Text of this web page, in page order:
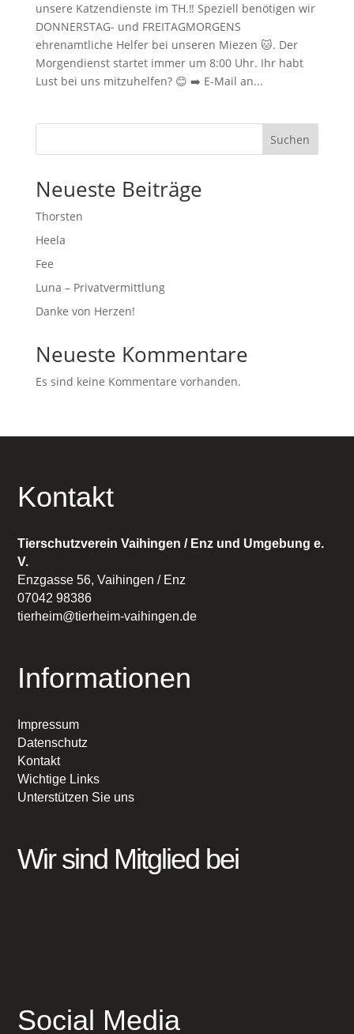
unsere Katzendienste im TH.‼️ Speziell benötigen wir
DONNERSTAG- und FREITAGMORGENS
ehrenamtliche Helfer bei unseren Miezen 🐱. Der
Morgendienst startet immer um 8:00 Uhr. Ihr habt
Lust bei uns mitzuhelfen? 😊 ➡️ E-Mail an...
Suchen
Neueste Beiträge
Thorsten
Heela
Fee
Luna – Privatvermittlung
Danke von Herzen!
Neueste Kommentare
Es sind keine Kommentare vorhanden.
Kontakt
Tierschutzverein Vaihingen / Enz und Umgebung e.
V.
Enzgasse 56, Vaihingen / Enz
07042 98386
tierheim@tierheim-vaihingen.de
Informationen
Impressum
Datenschutz
Kontakt
Wichtige Links
Unterstützen Sie uns
Wir sind Mitglied bei
Social Media